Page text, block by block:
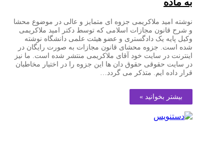
به ماده
نوشته امید ملاکریمی جزوه ای متمایز و عالی در موضوع محشا
و شرح قانون مجازات اسلامی که توسط دکتر امید ملاکریمی
وکیل پایه یک دادگستری و عضو هیئت علمی دانشگاه نوشته
شده است. جزوه محشای قانون مجازات به صورت رایگان در
اینترنت در سایت خود آقای ملاکریمی منتشر شده است. ما نیز
در سایت حقوقی حقوق دان ها این جزوه را در اختیار مخاطبان
قرار داده ایم. متذکر می گردد…
بیشتر بخوانید »